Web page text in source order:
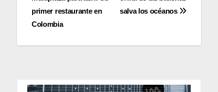
de
entradas
salva los océanos
primer restaurante en
Colombia